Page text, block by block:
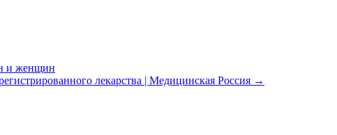
и женщин
лекарства | Медицинская Россия →